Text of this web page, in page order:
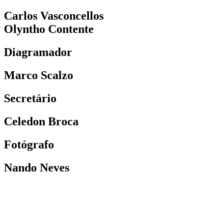
Carlos Vasconcellos
Olyntho Contente
Diagramador
Marco Scalzo
Secretário
Celedon Broca
Fotógrafo
Nando Neves